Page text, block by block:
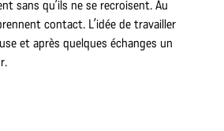
sans qu’ils ne se recroisent. Au
contact. L’idée de travailler
et après quelques échanges un